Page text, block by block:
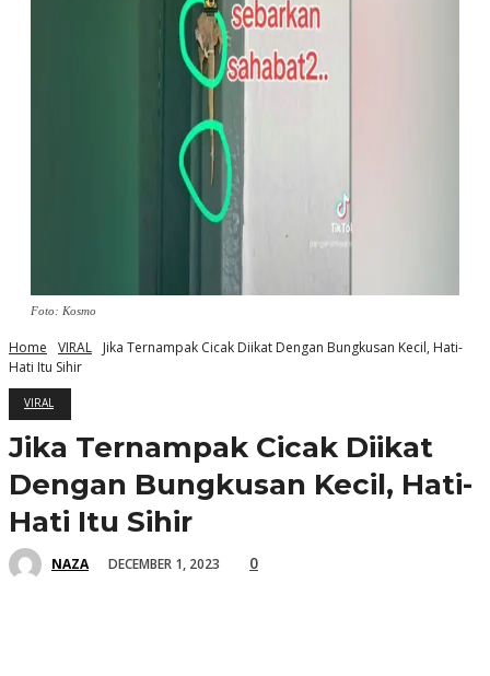
Foto: Kosmo
Home VIRAL
Jika Ternampak Cicak Diikat Dengan Bungkusan Kecil, Hati-
Hati Itu Sihir
VIRAL
Jika Ternampak Cicak Diikat
Dengan Bungkusan Kecil, Hati-
Hati Itu Sihir
NAZA DECEMBER 1, 2023 0